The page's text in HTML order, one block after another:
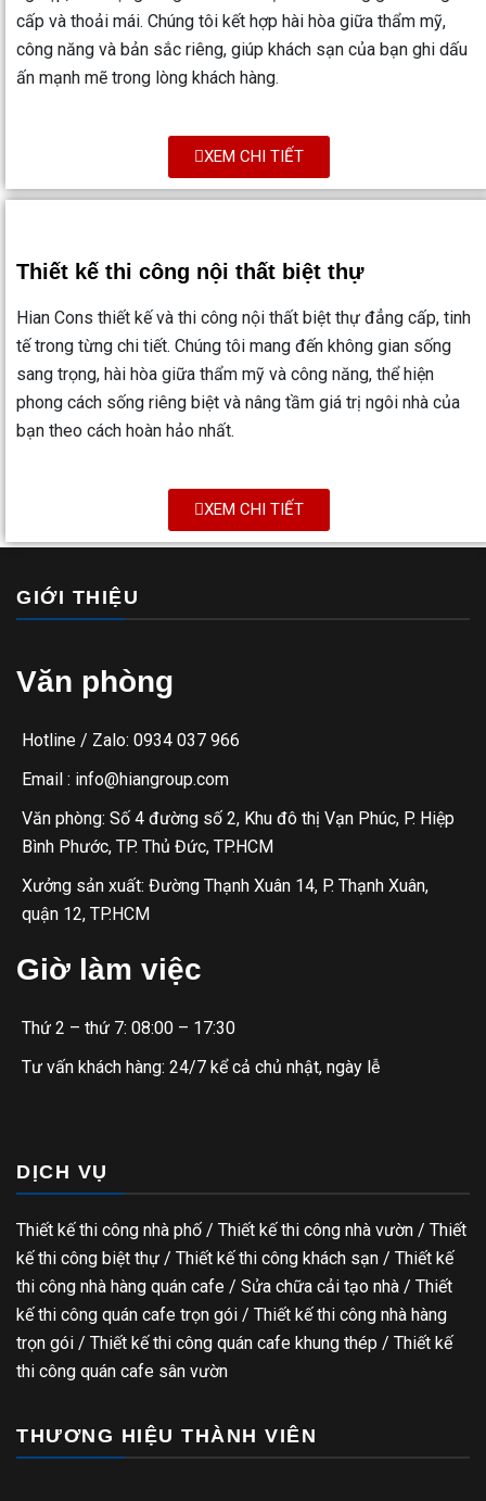
cấp và thoải mái. Chúng tôi kết hợp hài hòa giữa thẩm mỹ,
công năng và bản sắc riêng, giúp khách sạn của bạn ghi dấu
ấn mạnh mẽ trong lòng khách hàng.
XEM CHI TIẾT
Thiết kế thi công nội thất biệt thự
Hian Cons thiết kế và thi công nội thất biệt thự đẳng cấp, tinh
tế trong từng chi tiết. Chúng tôi mang đến không gian sống
sang trọng, hài hòa giữa thẩm mỹ và công năng, thể hiện
phong cách sống riêng biệt và nâng tầm giá trị ngôi nhà của
bạn theo cách hoàn hảo nhất.
XEM CHI TIẾT
GIỚI THIỆU
Văn phòng
Hotline / Zalo: 0934 037 966
Email : info@hiangroup.com
Văn phòng: Số 4 đường số 2, Khu đô thị Vạn Phúc, P. Hiệp
Bình Phước, TP. Thủ Đức, TP.HCM
Xưởng sản xuất: Đường Thạnh Xuân 14, P. Thạnh Xuân,
quận 12, TP.HCM
Giờ làm việc
Thứ 2 – thứ 7: 08:00 – 17:30
Tư vấn khách hàng: 24/7 kể cả chủ nhật, ngày lễ
DỊCH VỤ
Thiết kế thi công nhà phố / Thiết kế thi công nhà vườn / Thiết
kế thi công biệt thự / Thiết kế thi công khách sạn / Thiết kế
thi công nhà hàng quán cafe / Sửa chữa cải tạo nhà / Thiết
kế thi công quán cafe trọn gói / Thiết kế thi công nhà hàng
trọn gói / Thiết kế thi công quán cafe khung thép / Thiết kế
thi công quán cafe sân vườn
THƯƠNG HIỆU THÀNH VIÊN